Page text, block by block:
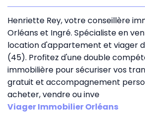
Henriette Rey, votre conseillère
Orléans et Ingré. Spécialiste en
location d'appartement et viager
(45). Profitez d'une double
immobilière pour sécuriser vos
gratuit et accompagnement
acheter, vendre ou inve
Viager Immobilier Orléans